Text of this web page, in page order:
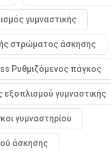
γυμναστικής
στρώματος άσκησης
Ρυθμιζόμενος πάγκος
γυμναστικής
γυμναστηρίου
άσκησης